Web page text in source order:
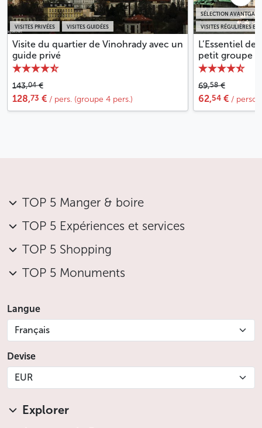
VISITES PRIVÉES VISITES GUIDÉES
Visite du quartier de Vinohrady avec un
guide privé
143,04€
128,73 € / pers. (groupe 4 pers.)
VISITES RÉGULIÈRES EN
SÉLECTION
L’Essentiel
petit groupe
69,58€
62,54 € /
TOP 5 Manger & boire
TOP 5 Expériences et services
TOP 5 Shopping
TOP 5 Monuments
Langue
Français
Devise
EUR
Explorer